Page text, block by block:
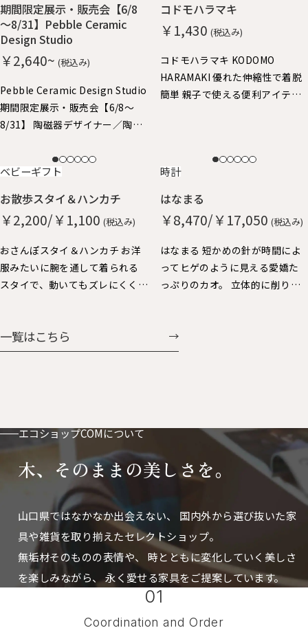
一覧はこちら
期間限定展示・販売会【6/8
～8/31】Pebble Ceramic
Design Studio
￥2,640~ (税込み)
Pebble Ceramic Design Studio
期間限定展示・販売会【6/8～
8/31】 陶磁器デザイナー／陶磁
の石原さん やさしいタッチの絵
付け器を中心に特別展示させて
いただきました。 どれも1点もの
了となります。
コドモハラマキ
￥1,430 (税込み)
コドモハラマキ KODOMO
HARAMAKI 優れた伸縮性で着脱
簡単 親子で使える便利アイテ
NEW
ベビーギフト
お散歩スタイ＆ハンカチ
￥2,200/￥1,100 (税込み)
おさんぽスタイ＆ハンカチ お洋
服みたいに腕を通して着られる
スタイで、動いてもズレにくく、
付。ベビーカーやバッグに付け
ておけば鼻水や涙もすぐに拭け
NEW
時計
はなまる
￥8,470/￥17,050 (税込み)
はなまる 短かめの針が時間によ
ってヒゲのように見える愛嬌た
っぷりのカオ。 立体的に削り出
に掛けたときの凸っぱり具合
も、可愛さ「はなまる」。 はな
掛け時計としても使えます。
エコショップCOMについて
木、そのままの美しさを。
山口県ではなかなか出会えない、
国内外から選び抜いた家
具や雑貨を取り揃えたセレクトショップ。
無垢材そのものの表情や、 時とともに変化していく美しさ
を楽しみながら、永く愛せる家具をご提案しています。
01
Coordination and Order